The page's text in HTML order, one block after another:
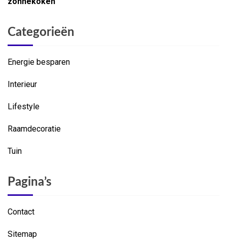
Categorieën
Energie besparen
Interieur
Lifestyle
Raamdecoratie
Tuin
Pagina’s
Contact
Sitemap